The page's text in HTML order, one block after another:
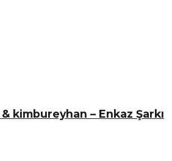
kimbureyhan – Enkaz Şarkı